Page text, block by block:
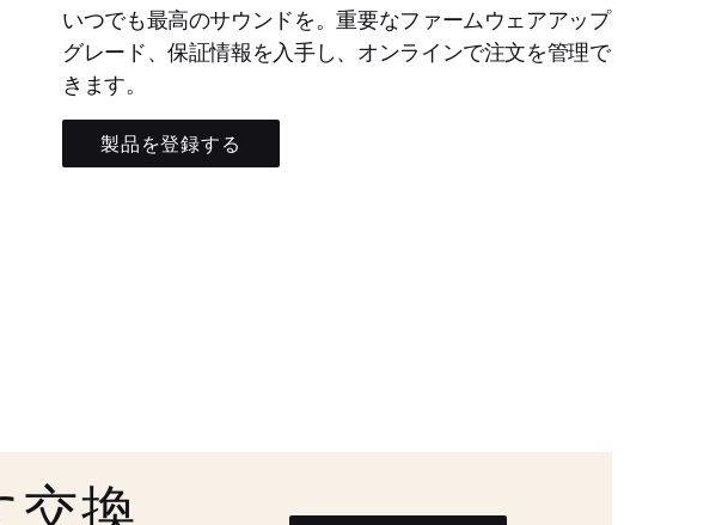
いつでも最高のサウンドを。重要なファームウェアアップ
グレード、保証情報を入手し、オンラインで注文を管理で
きます。
製品を登録する
交換